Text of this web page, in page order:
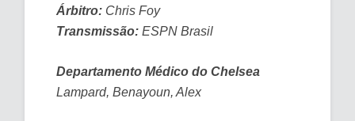
Árbitro: Chris Foy
Transmissão:ESPN Brasil
Departamento Médico do Chelsea
Lampard, Benayoun, Alex